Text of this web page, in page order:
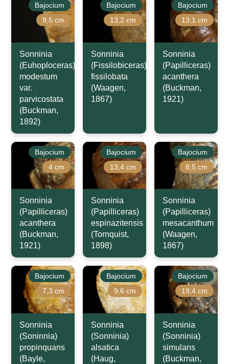
Bajocium
9,5 cm
Sonninia
(Euhoploceras)
modestum
var.
parvicostata
(Buckman,
1892)
Bajocium
13,2 cm
Sonninia
(Fissilobiceras)
fissilobata
(Waagen,
1867)
Bajocium
13,1 cm
Sonninia
(Papilliceras)
acanthera
(Buckman,
1921)
Bajocium
4 cm
Sonninia
(Papilliceras)
acanthera
(Buckman,
1921)
Bajocium
13,4 cm
Sonninia
(Papilliceras)
espinazitensis
(Tornquist,
1898)
Bajocium
8,5 cm
Sonninia
(Papilliceras)
mesacanthum
(Waagen,
1867)
Bajocium
7,3 cm
Sonninia
(Soninnia)
propinquans
(Bayle,
Bajocium
9,6 cm
Sonninia
(Sonninia)
alsatica
(Haug,
Bajocium
19,4 cm
Sonninia
(Sonninia)
simulans
(Buckman,